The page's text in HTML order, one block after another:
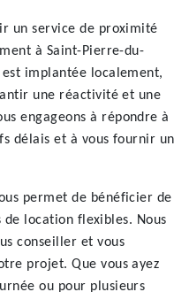
un service de proximité
à Saint-Pierre-du-
implantée localement,
une réactivité et une
engageons à répondre à
délais et à vous fournir un
permet de bénéficier de
location flexibles. Nous
conseiller et vous
projet. Que vous ayez
ou pour plusieurs